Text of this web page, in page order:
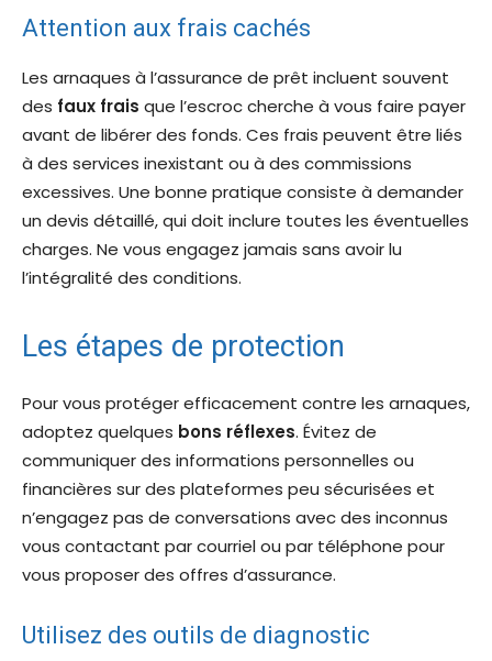
Attention aux frais cachés
Les arnaques à l’assurance de prêt incluent souvent
des faux frais que l’escroc cherche à vous faire payer
avant de libérer des fonds. Ces frais peuvent être liés
à des services inexistant ou à des commissions
excessives. Une bonne pratique consiste à demander
un devis détaillé, qui doit inclure toutes les éventuelles
charges. Ne vous engagez jamais sans avoir lu
l’intégralité des conditions.
Les étapes de protection
Pour vous protéger efficacement contre les arnaques,
adoptez quelques bons réflexes. Évitez de
communiquer des informations personnelles ou
financières sur des plateformes peu sécurisées et
n’engagez pas de conversations avec des inconnus
vous contactant par courriel ou par téléphone pour
vous proposer des offres d’assurance.
Utilisez des outils de diagnostic